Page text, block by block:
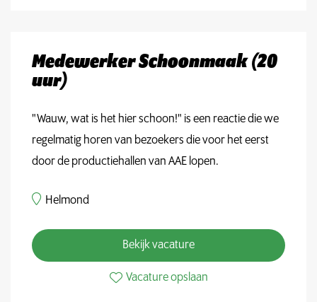
Medewerker Schoonmaak (20
uur)
"Wauw, wat is het hier schoon!" is een reactie die we
regelmatig horen van bezoekers die voor het eerst
door de productiehallen van AAE lopen.
Helmond
Bekijk vacature
Vacature opslaan